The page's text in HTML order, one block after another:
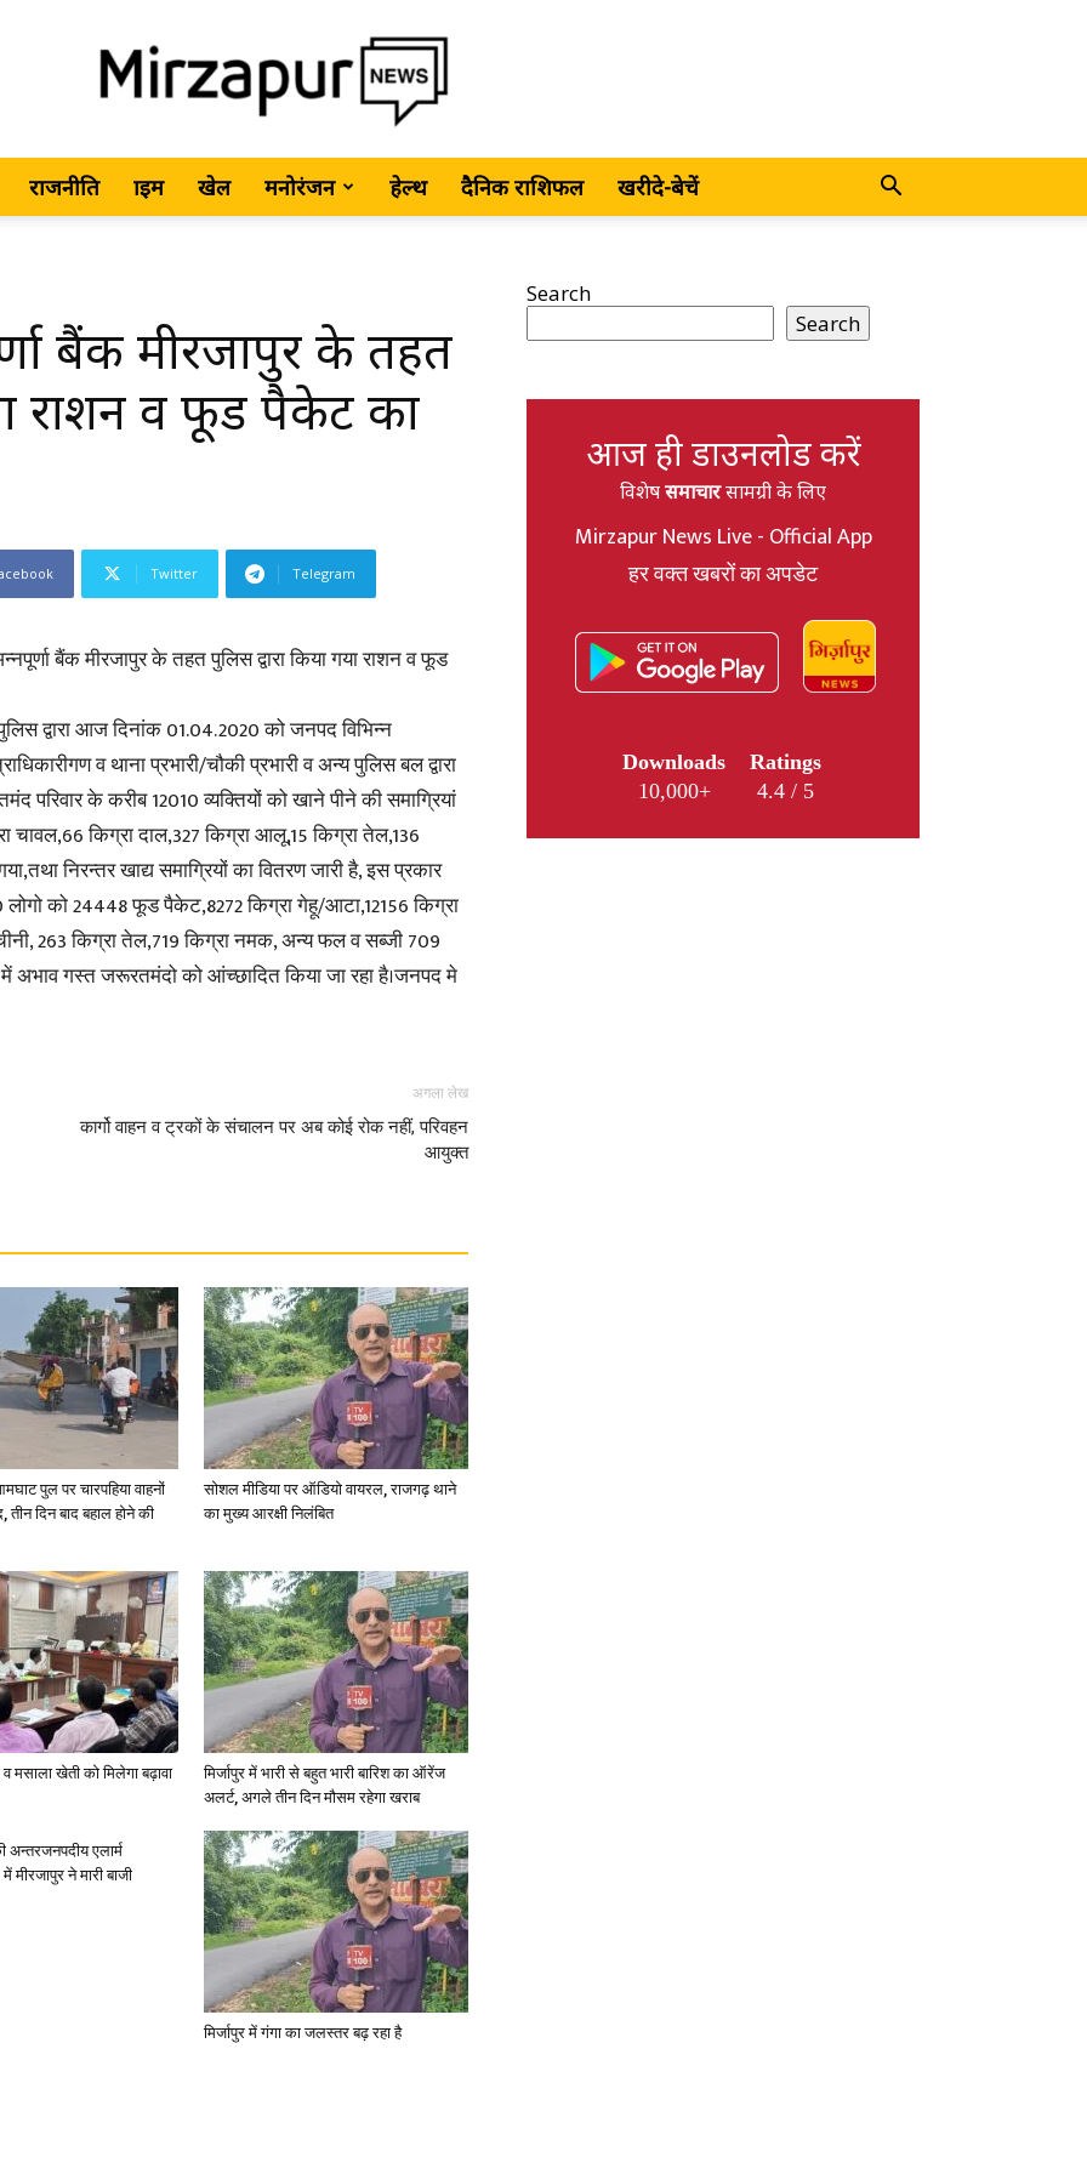
MirzapurNews.com
•
Latest
Hindi,
Today
Hindi
News
Paper
राजनीति क्राइम खेल मनोरंजन हेल्थ दैनिक राशिफल खरीदे-बेचें
बैंक मीरजापुर के तहत
राशन व फूड पैकेट का
Twitter Telegram
बैंक मीरजापुर के तहत पुलिस द्वारा किया गया राशन व फूड
द्वारा आज दिनांक 01.04.2020 को जनपद विभिन्न
व थाना प्रभारी/चौकी प्रभारी व अन्य पुलिस बल द्वारा
के करीब 12010 व्यक्तियों को खाने पीने की समाग्रियां
किग्रा दाल,327 किग्रा आलू,15 किग्रा तेल,136
निरन्तर खाद्य समाग्रियों का वितरण जारी है, इस प्रकार
को 24448 फूड पैकेट,8272 किग्रा गेहू/आटा,12156 किग्रा
263 किग्रा तेल,719 किग्रा नमक, अन्य फल व सब्जी 709
अभाव गस्त जरूरतमंदो को आंच्छादित किया जा रहा है।जनपद मे
अगला लेख
कार्गो वाहन व ट्रकों के संचालन पर अब कोई रोक नहीं, परिवहन
आयुक्त
पुल पर चारपहिया वाहनों
दिन बाद बहाल होने की
सोशल मीडिया पर ऑडियो वायरल, राजगढ़ थाने
का मुख्य आरक्षी निलंबित
व मसाला खेती को मिलेगा बढ़ावा
मिर्जापुर में भारी से बहुत भारी बारिश का ऑरेंज
अलर्ट, अगले तीन दिन मौसम रहेगा खराब
अन्तरजनपदीय एलार्म
मीरजापुर ने मारी बाजी
मिर्जापुर में गंगा का जलस्तर बढ़ रहा है
Search
Search
आज ही डाउनलोड करें
विशेषसमाचारसामग्री के लिए
Mirzapur News Live - Official App
हर वक्त खबरों का अपडेट
Downloads
10,000+
Ratings
4.4 / 5